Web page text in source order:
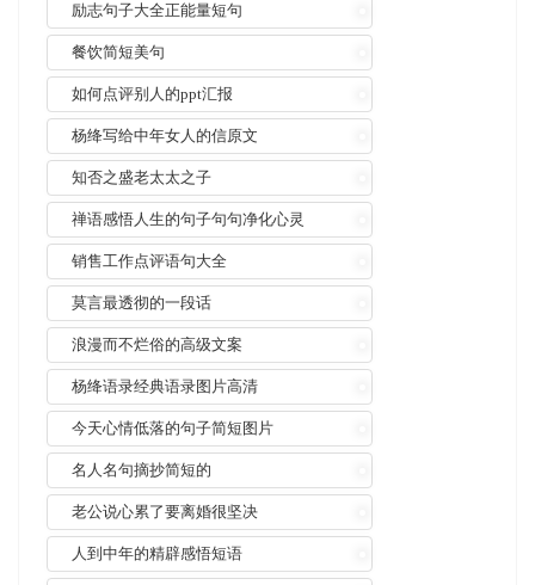
励志句子大全正能量短句
餐饮简短美句
如何点评别人的ppt汇报
杨绛写给中年女人的信原文
知否之盛老太太之子
禅语感悟人生的句子句句净化心灵
销售工作点评语句大全
莫言最透彻的一段话
浪漫而不烂俗的高级文案
杨绛语录经典语录图片高清
今天心情低落的句子简短图片
名人名句摘抄简短的
老公说心累了要离婚很坚决
人到中年的精辟感悟短语